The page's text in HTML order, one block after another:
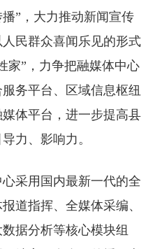
”，大力推动新闻宣传
民群众喜闻乐见的形式
家”，力争把融媒体中心
务平台、区域信息枢纽
体平台，进一步提高县
力、影响力。
采用国内最新一代的全
道指挥、全媒体采编、
据分析等核心模块组